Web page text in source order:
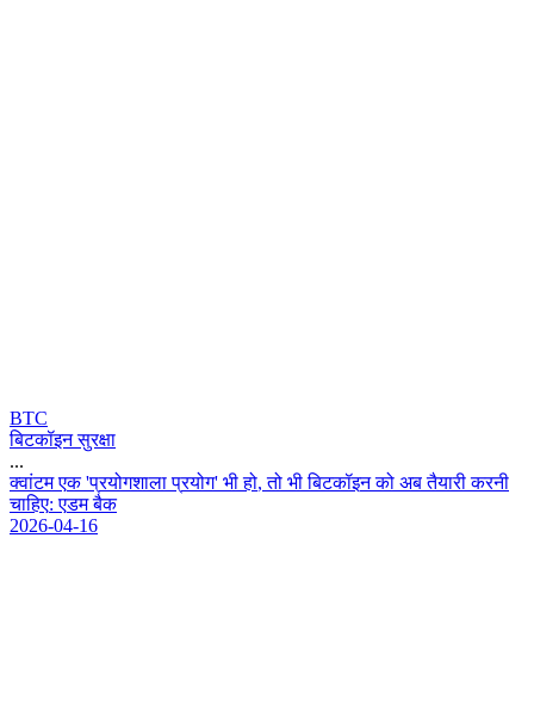
BTC
बिटकॉइन सुरक्षा
...
कवटम एक 'परयगशल परयग' भ ह, त भ बटकइन क अब तयर करन
चहए: एडम बक
2026-04-16